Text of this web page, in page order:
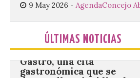
9 May 2026 - AgendaConcejo
ÚLTIMAS NOTICIAS
Gijón/Xixón celebra la
tercera edición de Paseo
Gastro, una cita
gastronómica que se
desarrolla coincidiendo
con la Semana Grande de
la ciudad.